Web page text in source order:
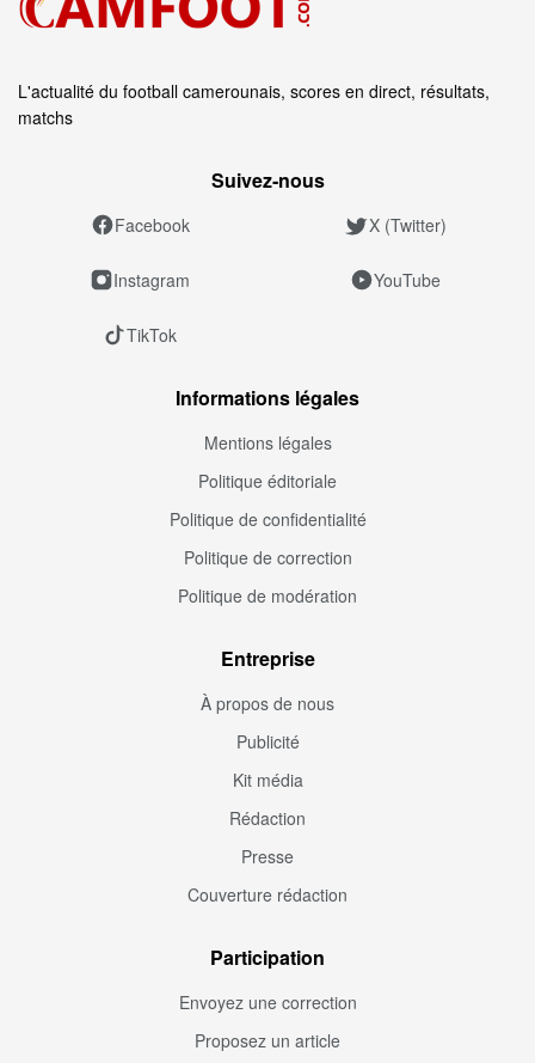
L'actualité du football camerounais, scores en direct, résultats,
matchs
Suivez‑nous
Facebook X (Twitter)
Instagram YouTube
TikTok
Informations légales
Mentions légales
Politique éditoriale
Politique de confidentialité
Politique de correction
Politique de modération
Entreprise
À propos de nous
Publicité
Kit média
Rédaction
Presse
Couverture rédaction
Participation
Envoyez une correction
Proposez un article